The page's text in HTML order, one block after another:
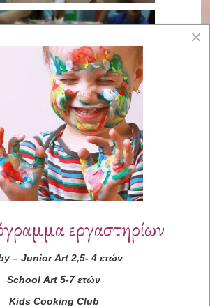
×
εργαστηρίων
– Junior Art2,5- 4 ετών
School Art 5-7 ετών
Kids Cooking Club